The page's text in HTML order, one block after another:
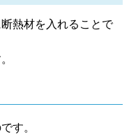
熱材を入れることで
す。